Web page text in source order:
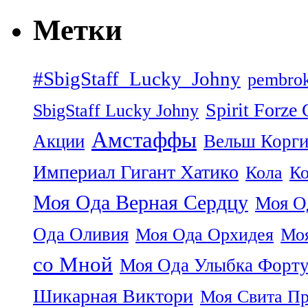
Метки
#SbigStaff_Lucky_Johny
SbigStaff Lucky Johny Spirit Forze
Акции Амстаффы Вельш
Империал Гигант Хатико Кола
Моя Ода Верная Сердцу Моя
Ода Оливия Моя Ода Орхидея
со Мной Моя Ода Улыбка
Шикарная Виктори Моя Свита